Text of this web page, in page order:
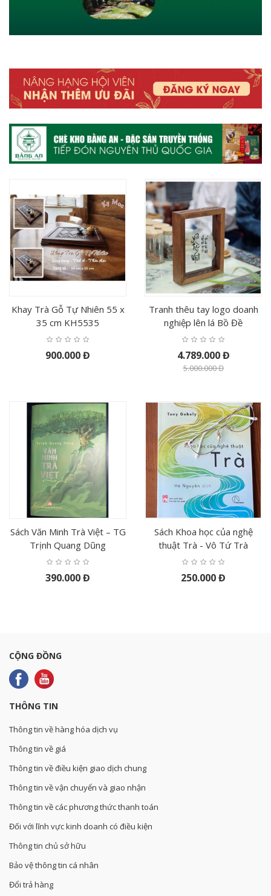
Khay Trà Gỗ Tự Nhiên 55 x
35 cm KH5535
900.000 Đ
Tranh thêu tay logo doanh
nghiệp lên lá Bồ Đề
4.789.000 Đ
5.000.000 Đ
Sách Văn Minh Trà Việt – TG
Trịnh Quang Dũng
390.000 Đ
Sách Khoa học của nghệ
thuật Trà - Vô Tứ Trà
250.000 Đ
CỘNG ĐỒNG
THÔNG TIN
Thông tin về hàng hóa dịch vụ
Thông tin về giá
Thông tin về điều kiện giao dịch chung
Thông tin về vận chuyển và giao nhận
Thông tin về các phương thức thanh toán
Đối với lĩnh vực kinh doanh có điều kiện
Thông tin chủ sở hữu
Bảo vệ thông tin cá nhân
Đổi trả hàng